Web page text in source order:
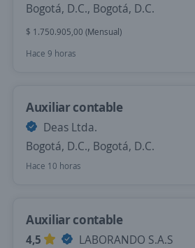
Bogotá, D.C., Bogotá, D.C.
$ 1.750.905,00 (Mensual)
Hace 9 horas
Auxiliar contable
Deas Ltda.
Bogotá, D.C., Bogotá, D.C.
Hace 10 horas
Auxiliar contable
4,5
LABORANDO S.A.S